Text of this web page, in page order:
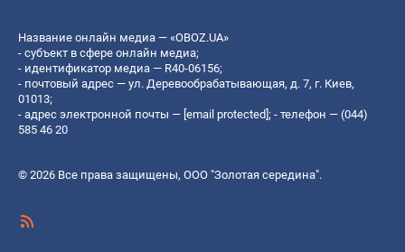
Название онлайн медиа — «OBOZ.UA»
- субъект в сфере онлайн медиа;
- идентификатор медиа — R40-06156;
- почтовый адрес — ул. Деревообрабатывающая, д. 7, г. Киев,
01013;
- адрес электронной почты — [email protected]; - телефон — (044)
585 46 20
© 2026 Все права защищены, ООО "Золотая середина".